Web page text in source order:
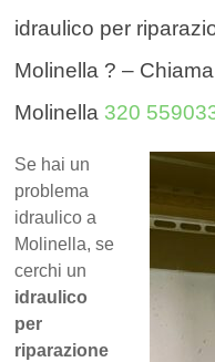
idraulico per
Molinella ? –
Molinella 320
Se hai un
problema
idraulico a
Molinella, se
cerchi un
idraulico
per
riparazione